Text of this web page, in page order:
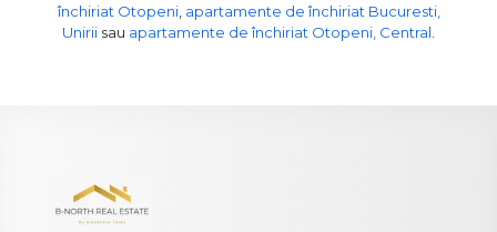
închiriat Otopeni, apartamente de închiriat Bucuresti,
Unirii sau apartamente de închiriat Otopeni, Central